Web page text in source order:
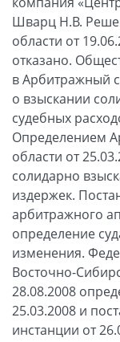
Шварц Н.В.
области от
отказано.
в Арбитражный
о взыскании
судебных
Определением
области от
солидарно
издержек.
арбитражного
определение
изменения.
Восточно-
28.08.2008
25.03.2008 и
инстанции от